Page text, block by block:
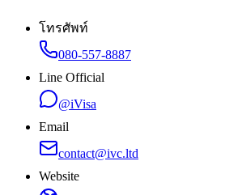
โทรศัพท์
080-557-8887
Line Official
@iVisa
Email
contact@ivc.ltd
Website